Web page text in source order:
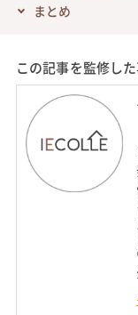
まとめ
この記事を監修し